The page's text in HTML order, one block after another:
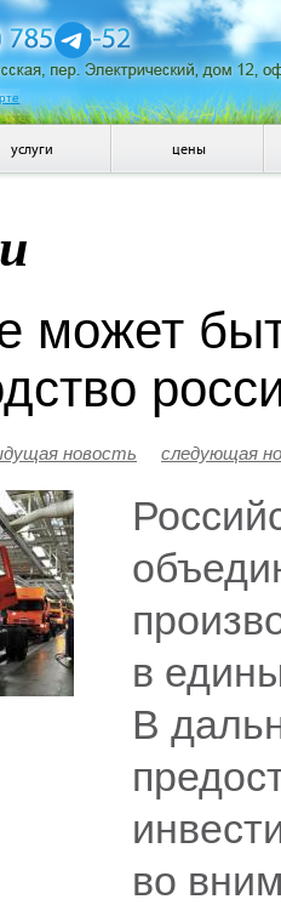
услуги цены
может
новость следующая
в
В
во